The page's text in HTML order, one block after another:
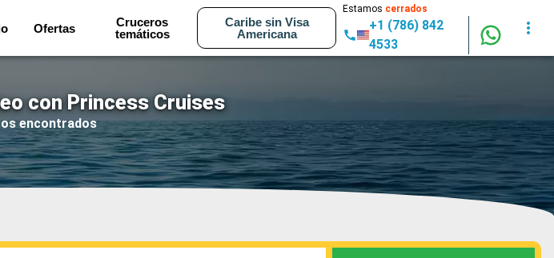
Ofertas
Cruceros
temáticos
Caribe sin Visa
Americana
Estamos cerrados
+1 (786) 842
4533
con Princess Cruises
encontrados